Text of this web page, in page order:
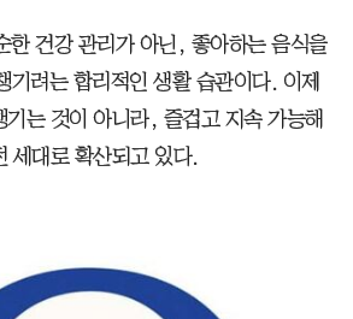
한 건강 관리가 아닌, 좋아하는 음식을
기려는 합리적인 생활 습관이다. 이제
기는 것이 아니라, 즐겁고 지속 가능해
세대로 확산되고 있다.